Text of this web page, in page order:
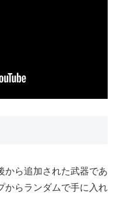
から追加された武器であ
からランダムで手に入れ